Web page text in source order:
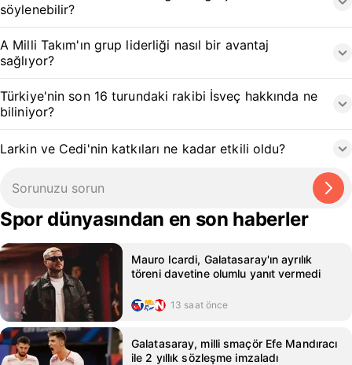
söylenebilir?
A Milli Takım'ın grup liderliği nasıl bir avantaj
sağlıyor?
Türkiye'nin son 16 turundaki rakibi İsveç hakkında ne
biliniyor?
Larkin ve Cedi'nin katkıları ne kadar etkili oldu?
Spor dünyasından en son haberler
Mauro Icardi, Galatasaray'ın ayrılık
töreni davetine olumlu yanıt vermedi
13 saat önce
Galatasaray, milli smaçör Efe Mandıracı
ile 2 yıllık sözleşme imzaladı